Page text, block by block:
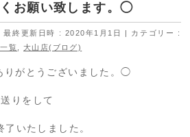
お願い致します。◯
最終更新日時 : 2020年1月1日
カテゴリー :
覧 ,大山店(ブログ)
がとうございました。◯
りをして
了いたしました。